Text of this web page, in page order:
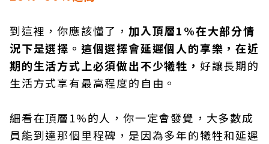
到這裡，你應該懂了， 加入頂層1%在大部分情
況下是選擇。這個選擇會延遲個人的享樂，在近
期的生活方式上必須做出不少犧牲， 好讓長期的
生活方式享有最高程度的自由。
細看在頂層1%的人，你一定會發覺，大多數成
員能到達那個里程碑，是因為多年的犧牲和延遲